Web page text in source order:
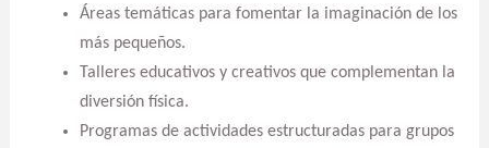
Áreas temáticas para fomentar la imaginación de los
más pequeños.
Talleres educativos y creativos que complementan la
diversión física.
Programas de actividades estructuradas para grupos